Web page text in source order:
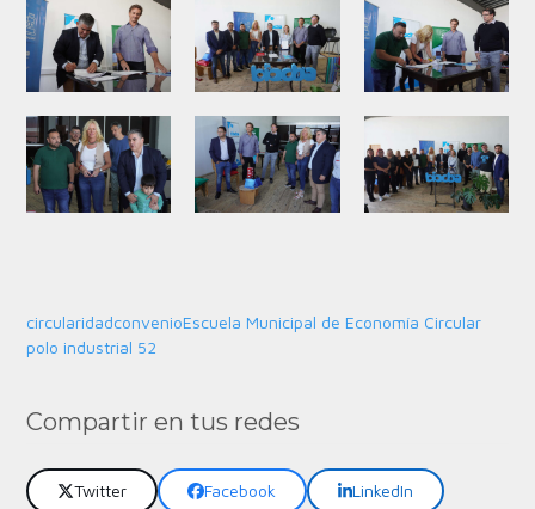
circularidadconvenioEscuela Municipal de Economía Circular
polo industrial 52
Compartir en tus redes
Twitter Facebook LinkedIn